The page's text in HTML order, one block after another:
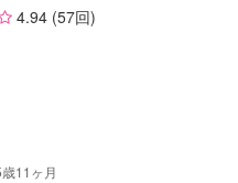
けしていません
引対象(旧内閣府補助対象)
出済ベビーシッター
スト1級
4.94 (57回)
11ヶ月